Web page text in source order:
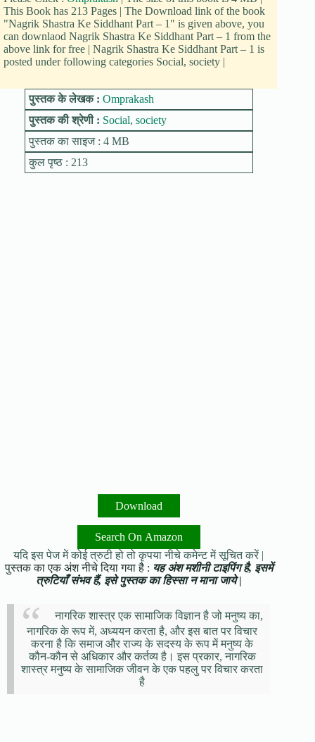
This Book has 213 Pages | The Download link of the book
"Nagrik Shastra Ke Siddhant Part – 1" is given above, you
can downlaod Nagrik Shastra Ke Siddhant Part – 1 from the
above link for free | Nagrik Shastra Ke Siddhant Part – 1 is
posted under following categories Social, society |
पुस्तक के लेखक : Omprakash
पुस्तक की श्रेणी : Social, society
पुस्तक का साइज : 4 MB
कुल पृष्ठ : 213
Download
Search On Amazon
यदि इस पेज में कोई त्रुटी हो तो कृपया नीचे कमेन्ट में सूचित करें |
पुस्तक का एक अंश नीचे दिया गया है : यह अंश मशीनी टाइपिंग है, इसमें
त्रुटियाँ संभव हैं, इसे पुस्तक का हिस्सा न माना जाये |
नागरिक शास्त्र एक सामाजिक विज्ञान है जो मनुष्य का,
नागरिक के रूप में, अध्ययन करता है, और इस बात पर विचार
करना है कि समाज और राज्य के सदस्य के रूप में मनुष्य के
कौन-कौन से अधिकार और कर्तव्य है। इस प्रकार, नागरिक
शास्त्र मनुष्य के सामाजिक जीवन के एक पहलु पर विचार करता
है